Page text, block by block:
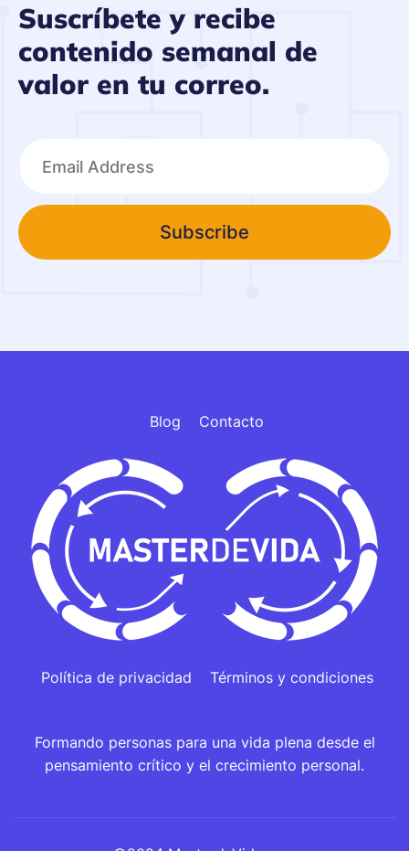
Suscríbete y recibe
contenido semanal de
valor en tu correo.
Subscribe
Blog Contacto
Política de privacidad Términos y condiciones
Formando personas para una vida plena desde el
pensamiento crítico y el crecimiento personal.